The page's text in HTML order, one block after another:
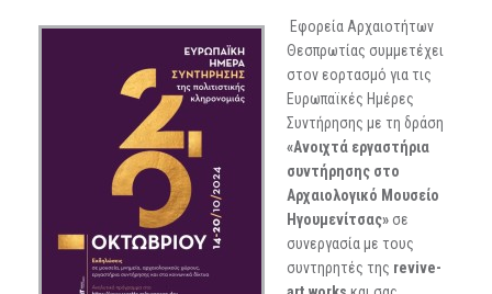
Εφορεία Αρχαιοτήτων
Θεσπρωτίας συμμετέχει
στον εορτασμό για τις
Ευρωπαϊκές Ημέρες
Συντήρησης με τη δράση
«Ανοιχτά εργαστήρια
συντήρησης στο
Αρχαιολογικό Μουσείο
Ηγουμενίτσας» σε
συνεργασία με τους
συντηρητές της revive-